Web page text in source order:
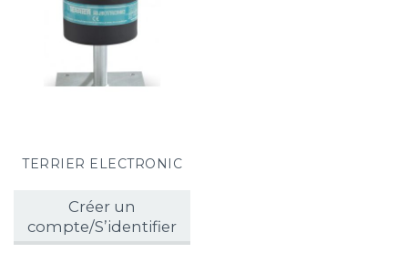
TERRIER ELECTRONIC
Créer un
compte/S’identifier